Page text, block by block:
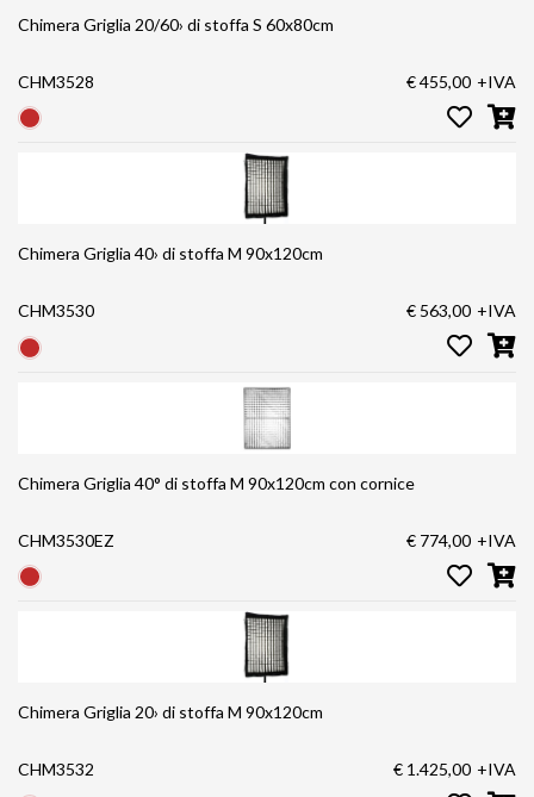
Chimera Griglia 20/60› di stoffa S 60x80cm
CHM3528 € 455,00 +IVA
Chimera Griglia 40› di stoffa M 90x120cm
CHM3530 € 563,00 +IVA
Chimera Griglia 40° di stoffa M 90x120cm con cornice
CHM3530EZ € 774,00 +IVA
Chimera Griglia 20› di stoffa M 90x120cm
CHM3532 € 1.425,00 +IVA